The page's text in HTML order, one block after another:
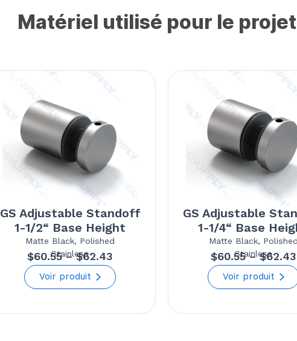
Matériel utilisé pour le
GS Adjustable Standoff
1-1/2“ Base Height
Matte Black, Polished
Stainless
$60.55 – $62.43
range:
$60.55
through
Voir produit
GS Adjustable
1-1/4“ Base
Matte Black, Polished
Stainless
$60.55 – $62.43
Voir produit